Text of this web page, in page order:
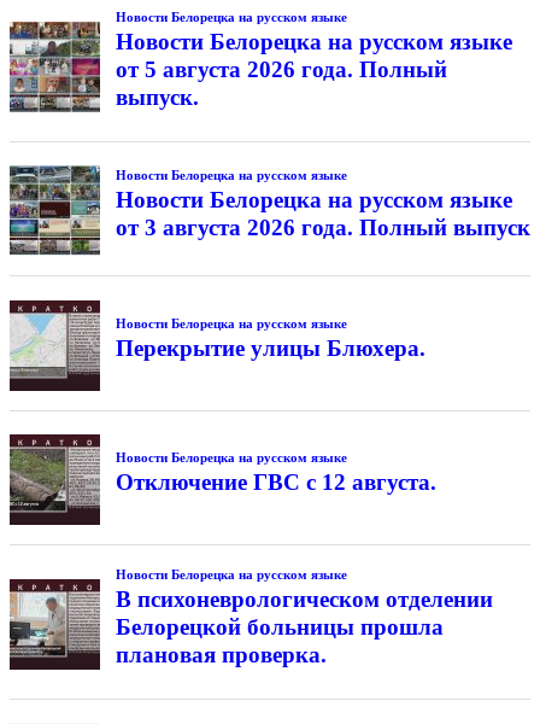
Новости Белорецка на русском языке
Новости Белорецка на русском языке
от 5 августа 2026 года. Полный
выпуск.
Новости Белорецка на русском языке
Новости Белорецка на русском языке
от 3 августа 2026 года. Полный выпуск
Новости Белорецка на русском языке
Перекрытие улицы Блюхера.
Новости Белорецка на русском языке
Отключение ГВС с 12 августа.
Новости Белорецка на русском языке
В психоневрологическом отделении
Белорецкой больницы прошла
плановая проверка.